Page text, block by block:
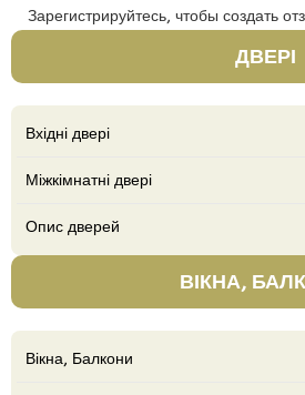
Зарегистрируйтесь, чтобы создать
ДВЕРІ
Вхідні двері
Міжкімнатні двері
Опис дверей
ВІКНА,
Вікна, Балкони